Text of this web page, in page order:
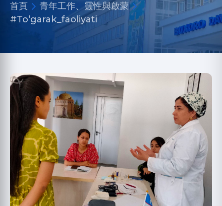
首頁
青年工作、靈性與啟蒙
#Toʻgarak_faoliyati